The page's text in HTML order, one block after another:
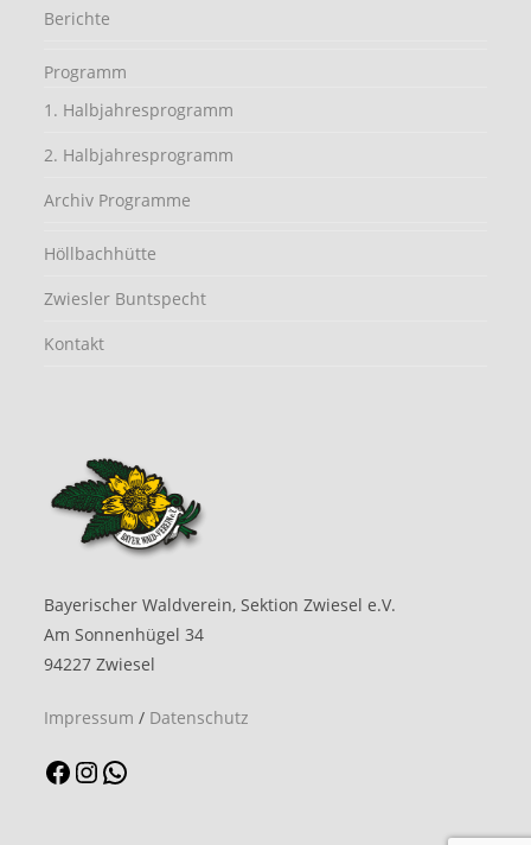
Berichte
Programm
1. Halbjahresprogramm
2. Halbjahresprogramm
Archiv Programme
Höllbachhütte
Zwiesler Buntspecht
Kontakt
Bayerischer Waldverein, Sektion Zwiesel e.V.
Am Sonnenhügel 34
94227 Zwiesel
Impressum / Datenschutz